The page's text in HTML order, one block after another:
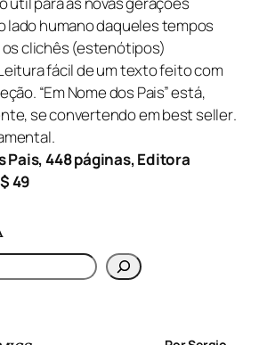
lado humano daqueles tempos
clichês (estenótipos)
fácil de um texto feito com
“Em Nome dos Pais” está,
se convertendo embest seller.
Pais,448 páginas,Editora
49